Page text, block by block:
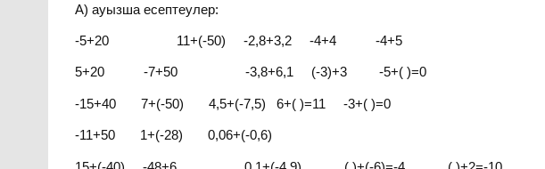
А) ауызша есептеулер:
-5+20 11+(-50) -2,8+3,2 -4+4 -4+5
5+20 -7+50 -3,8+6,1 (-3)+3 -5+( )=0
-15+40 7+(-50) 4,5+(-7,5) 6+( )=11 -3+( )=0
-11+50 1+(-28) 0,06+(-0,6)